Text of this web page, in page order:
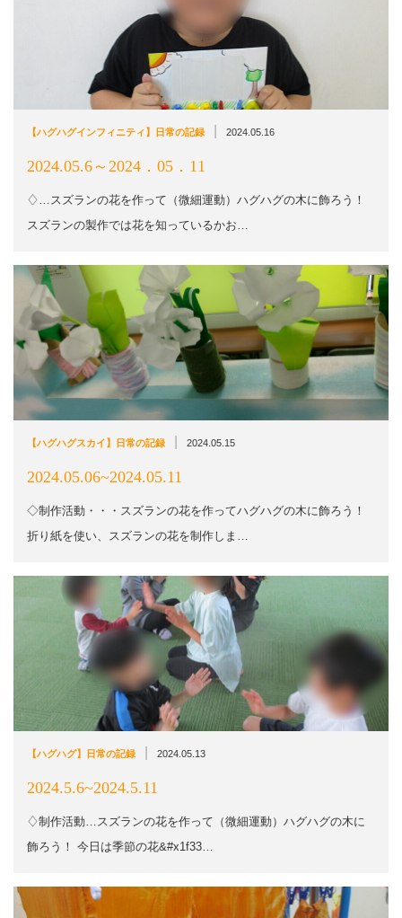
【ハグハグインフィニティ】日常の記録 2024.05.16
2024.05.6～2024．05．11
♢…スズランの花を作って（微細運動）ハグハグの木に飾ろう！
スズランの製作では花を知っているかお…
【ハグハグスカイ】日常の記録 2024.05.15
2024.05.06~2024.05.11
◇制作活動・・・スズランの花を作ってハグハグの木に飾ろう！
折り紙を使い、スズランの花を制作しま…
【ハグハグ】日常の記録 2024.05.13
2024.5.6~2024.5.11
♢制作活動…スズランの花を作って（微細運動）ハグハグの木に
飾ろう！ 今日は季節の花&#x1f33…